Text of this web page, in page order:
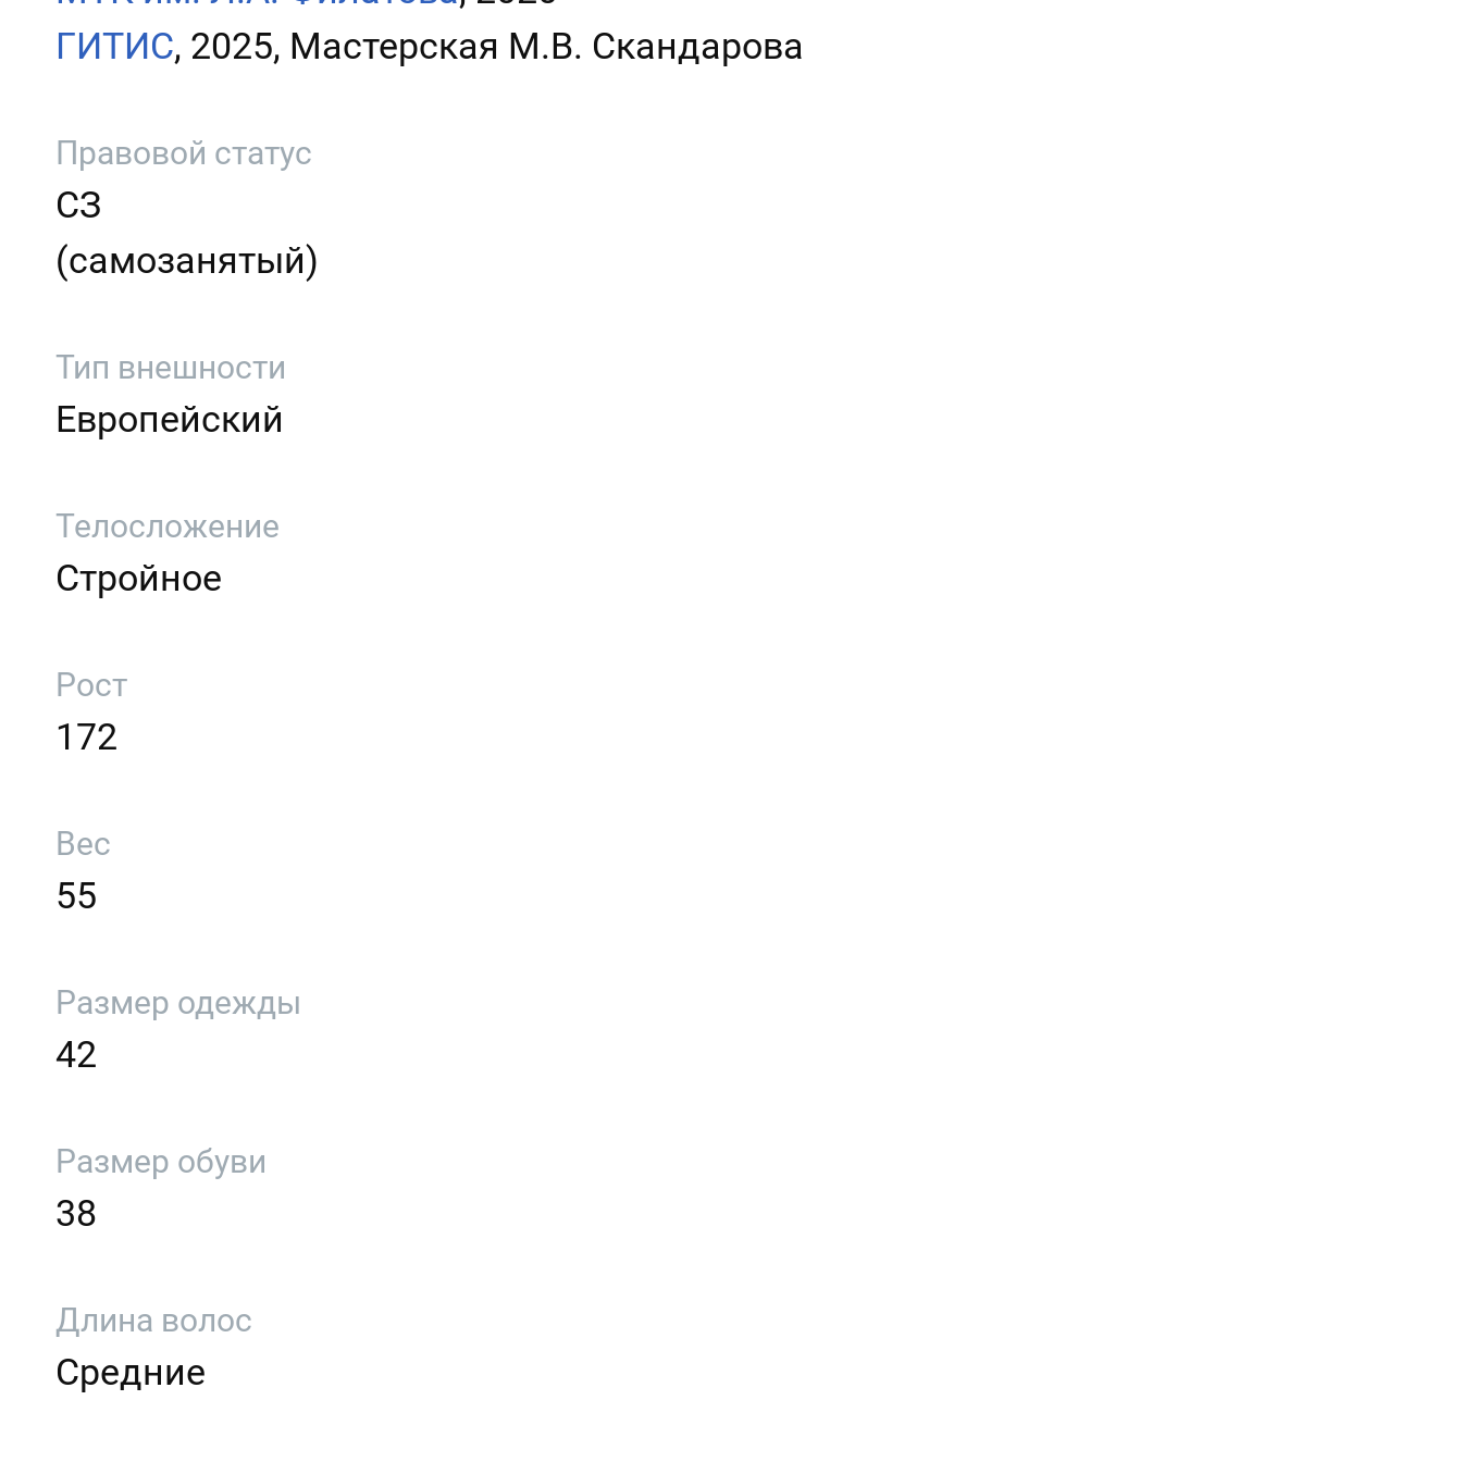
ГИТИС, 2025, Мастерская М.В. Скандарова
Правовой статус
СЗ
(самозанятый)
Тип внешности
Европейский
Телосложение
Стройное
Рост
172
Вес
55
Размер одежды
42
Размер обуви
38
Длина волос
Средние